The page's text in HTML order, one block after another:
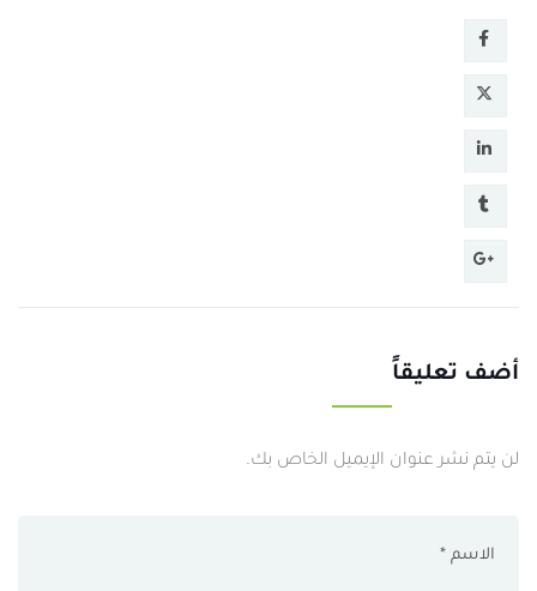
أضف تعليقاً
لن يتم نشر عنوان الإيميل الخاص بك.